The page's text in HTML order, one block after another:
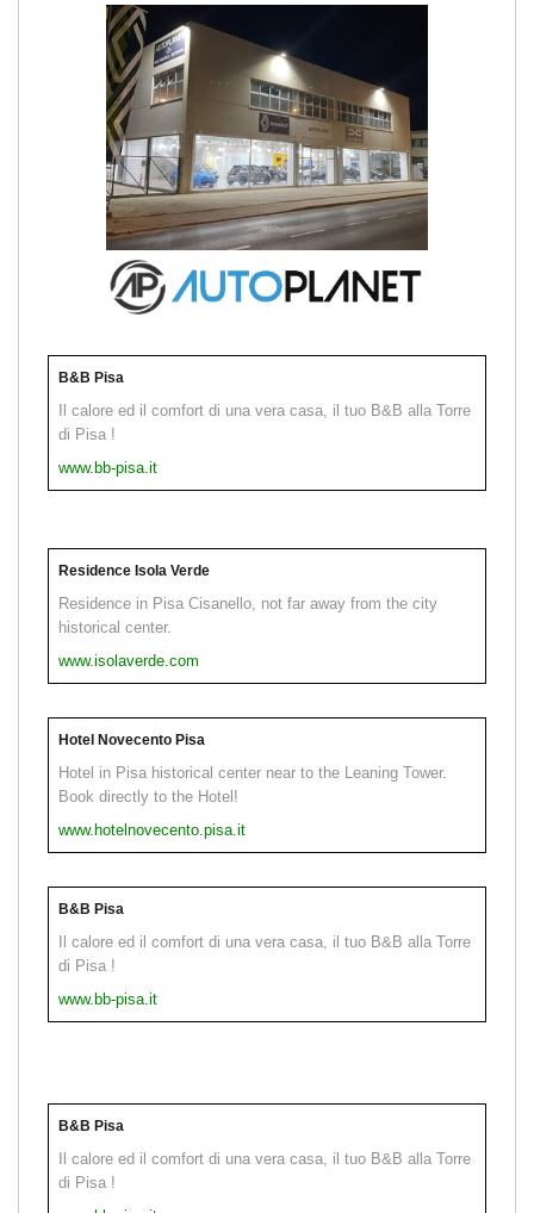
B&B Pisa
Il calore ed il comfort di una vera casa, il tuo B&B alla Torre
di Pisa !
www.bb-pisa.it
Residence Isola Verde
Residence in Pisa Cisanello, not far away from the city
historical center.
www.isolaverde.com
Hotel Novecento Pisa
Hotel in Pisa historical center near to the Leaning Tower.
Book directly to the Hotel!
www.hotelnovecento.pisa.it
B&B Pisa
Il calore ed il comfort di una vera casa, il tuo B&B alla Torre
di Pisa !
www.bb-pisa.it
B&B Pisa
Il calore ed il comfort di una vera casa, il tuo B&B alla Torre
di Pisa !